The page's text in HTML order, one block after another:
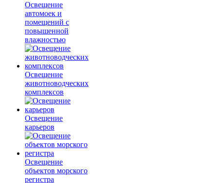
Освещение
автомоек и
помещений с
повышенной
влажностью
Освещение
животноводческих
комплексов
Освещение
карьеров
Освещение
объектов морского
регистра